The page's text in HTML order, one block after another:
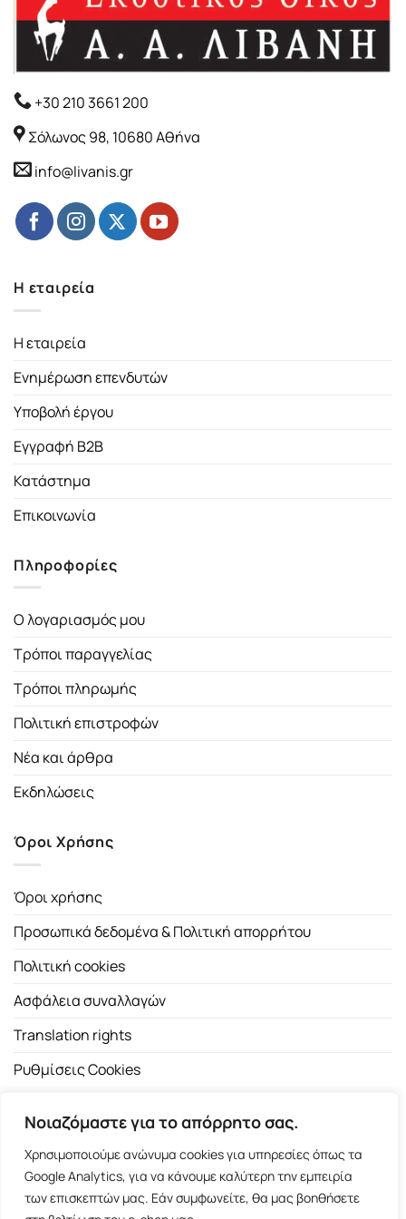
Νοιαζόμαστε για το απόρρητο σας.
Χρησιμοποιούμε ανώνυμα cookies για υπηρεσίες όπως τα
Google Analytics, για να κάνουμε καλύτερη την εμπειρία
των επισκεπτών μας. Εάν συμφωνείτε, θα μας βοηθήσετε
+30 210 3661 200
Σόλωνος 98, 10680 Αθήνα
info@livanis.gr
Η εταιρεία
Η εταιρεία
Ενημέρωση επενδυτών
Υποβολή έργου
Εγγραφή B2B
Κατάστημα
Επικοινωνία
Πληροφορίες
Ο λογαριασμός μου
Τρόποι παραγγελίας
Τρόποι πληρωμής
Πολιτική επιστροφών
Νέα και άρθρα
Εκδηλώσεις
Όροι Χρήσης
Όροι χρήσης
Προσωπικά δεδομένα & Πολιτική απορρήτου
Πολιτική cookies
Ασφάλεια συναλλαγών
Translation rights
Ρυθμίσεις Cookies
Copyright 2026 ©Εκδοτικός Οίκος Α.Α. Λιβάνη| All rights